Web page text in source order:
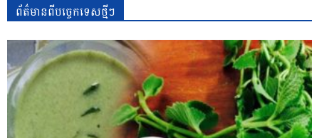
ព័ត៌មានពីបច្ចេកទេសថ្មីៗ